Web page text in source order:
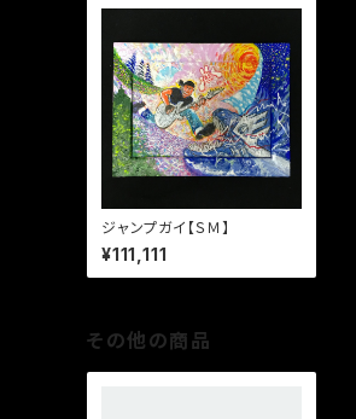
ジャンプガイ【ＳＭ】
¥111,111
その他の商品